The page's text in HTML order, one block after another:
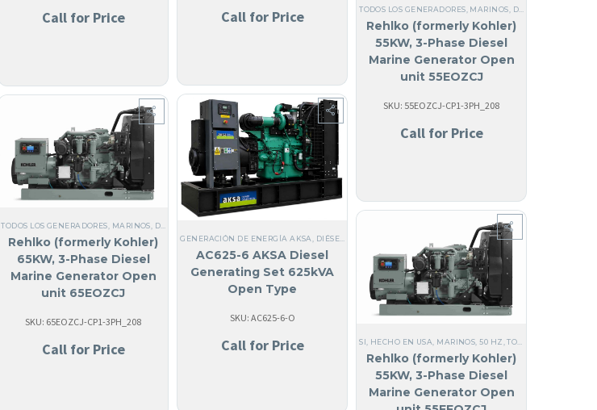
ANGUILA,COMERCIALES ,ANTIGUA Y BARBUDA
Call for Price Call for Price TODOS LOS GENERADORES, MARINOS, DIÉSEL
Rehlko (formerly Kohler)
55KW, 3-Phase Diesel
Marine Generator Open
unit 55EOZCJ
SKU: 55EOZCJ-CP1-3PH_208
Call for Price
GENERACIÓN DE ENERGÍA AKSA DIÉSEL TRIFÁSICO,60 HZ
AC625-6 AKSA Diesel
Generating Set 625kVA
Open Type
SKU: AC625-6-O
Call for Price
TODOS LOS GENERADORES, MARINOS, DIÉSEL GENERADORES MARINOS,ACERO
Rehlko (formerly Kohler)
65KW, 3-Phase Diesel
Marine Generator Open
unit 65EOZCJ
SKU: 65EOZCJ-CP1-3PH_208
Call for Price
TRIFÁSICO ,ANGUILA , 60 HZ,ANTIGUA Y BARBUDA
SI, HECHO EN USA MARINOS 50 HZ ,TODOS LOS GENERADORES
Rehlko (formerly Kohler)
55KW, 3-Phase Diesel
Marine Generator Open